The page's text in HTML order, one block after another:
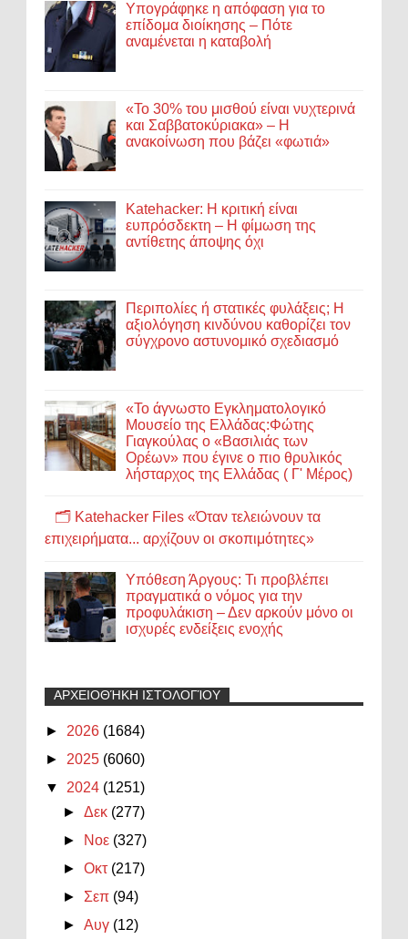
Υπογράφηκε η απόφαση για το
επίδομα διοίκησης – Πότε
αναμένεται η καταβολή
«Το 30% του μισθού είναι νυχτερινά
και Σαββατοκύριακα» – Η
ανακοίνωση που βάζει «φωτιά»
Katehacker: Η κριτική είναι
ευπρόσδεκτη – Η φίμωση της
αντίθετης άποψης όχι
Περιπολίες ή στατικές φυλάξεις; Η
αξιολόγηση κινδύνου καθορίζει τον
σύγχρονο αστυνομικό σχεδιασμό
«Το άγνωστο Εγκληματολογικό
Μουσείο της Ελλάδας:Φώτης
Γιαγκούλας ο «Βασιλιάς των
Ορέων» που έγινε ο πιο θρυλικός
λήσταρχος της Ελλάδας ( Γ' Μέρος)
🗂️ Katehacker Files «Όταν τελειώνουν τα
επιχειρήματα... αρχίζουν οι σκοπιμότητες»
Υπόθεση Άργους: Τι προβλέπει
πραγματικά ο νόμος για την
προφυλάκιση – Δεν αρκούν μόνο οι
ισχυρές ενδείξεις ενοχής
ΑΡΧΕΙΟΘΉΚΗ ΙΣΤΟΛΟΓΊΟΥ
► 2026 (1684)
► 2025 (6060)
▼ 2024 (1251)
►Δεκ (277)
►
Νοε (327)
►Οκτ (217)
► Σεπ (94)
►Αυγ (12)